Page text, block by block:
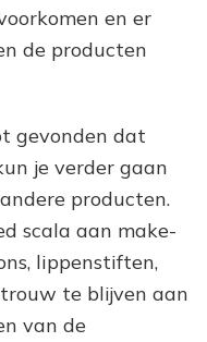
en er
de producten
gevonden dat
je verder gaan
producten.
scala aan make-
lippenstiften,
te blijven aan
van de